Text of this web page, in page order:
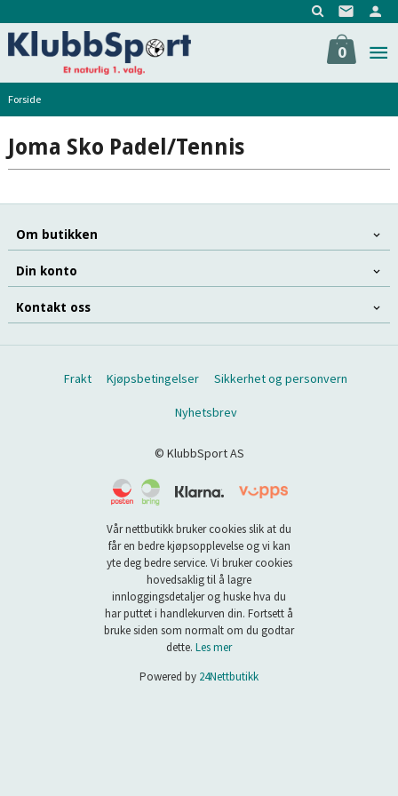
til
innholdet
0
Forside
Joma Sko Padel/Tennis
Om butikken
Din konto
Kontakt oss
Frakt Kjøpsbetingelser Sikkerhet og personvern
Nyhetsbrev
© KlubbSport AS
Vår nettbutikk bruker cookies slik at du
får en bedre kjøpsopplevelse og vi kan
yte deg bedre service. Vi bruker cookies
hovedsaklig til å lagre
innloggingsdetaljer og huske hva du
har puttet i handlekurven din. Fortsett å
bruke siden som normalt om du godtar
dette. Les mer
Powered by 24Nettbutikk